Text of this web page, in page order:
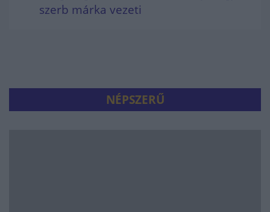
szerb márka vezeti
NÉPSZERŰ